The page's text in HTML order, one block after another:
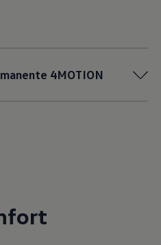
4MOTION